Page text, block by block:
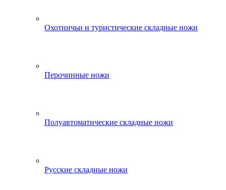
Охотничьи и туристические складные ножи
Перочинные ножи
Полуавтоматические складные ножи
Русские складные ножи